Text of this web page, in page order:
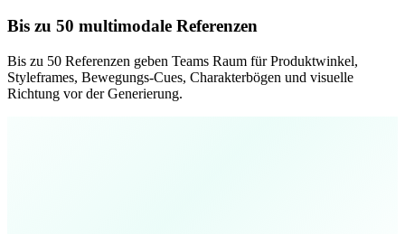
Bis zu 50 multimodale Referenzen
Bis zu 50 Referenzen geben Teams Raum für Produktwinkel,
Styleframes, Bewegungs-Cues, Charakterbögen und visuelle
Richtung vor der Generierung.